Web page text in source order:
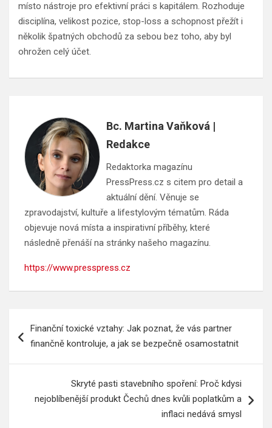
místo nástroje pro efektivní práci s kapitálem. Rozhoduje
disciplína, velikost pozice, stop-loss a schopnost přežít i
několik špatných obchodů za sebou bez toho, aby byl
ohrožen celý účet.
Bc. Martina Vaňková |
Redakce
Redaktorka magazínu
PressPress.cz s citem pro detail a
aktuální dění. Věnuje se
zpravodajství, kultuře a lifestylovým tématům. Ráda
objevuje nová místa a inspirativní příběhy, které
následně přenáší na stránky našeho magazínu.
https://www.presspress.cz
proFinanční toxické vztahy: Jak poznat, že vás partner
finančně kontroluje, a jak se bezpečně osamostatnit
Skryté pasti stavebního spoření: Proč kdysi
nejoblíbenější produkt Čechů dnes kvůli poplatkům a
inflaci nedává smysl